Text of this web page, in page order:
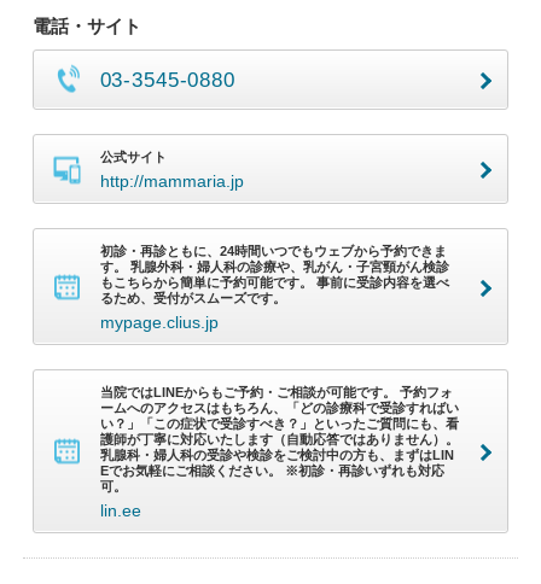
電話・サイト
03-3545-0880
公式サイト
http://mammaria.jp
初診・再診ともに、24時間いつでもウェブから予約できま
す。 乳腺外科・婦人科の診療や、乳がん・子宮頸がん検診
もこちらから簡単に予約可能です。 事前に受診内容を選べ
るため、受付がスムーズです。
mypage.clius.jp
当院ではLINEからもご予約・ご相談が可能です。 予約フォ
ームへのアクセスはもちろん、「どの診療科で受診すればい
い？」「この症状で受診すべき？」といったご質問にも、看
護師が丁寧に対応いたします（自動応答ではありません）。
乳腺科・婦人科の受診や検診をご検討中の方も、まずはLIN
Eでお気軽にご相談ください。 ※初診・再診いずれも対応
可。
lin.ee